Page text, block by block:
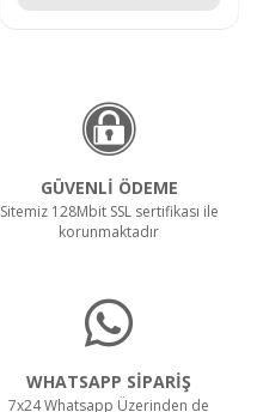
GÜVENLİ ÖDEME
Sitemiz 128Mbit SSL sertifikası ile
korunmaktadır
WHATSAPP SİPARİŞ
7x24 Whatsapp Üzerinden de